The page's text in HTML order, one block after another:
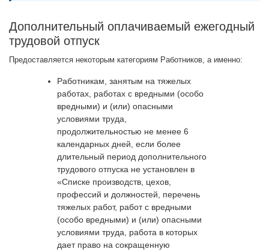
Дополнительный оплачиваемый ежегодный
трудовой отпуск
Предоставляется некоторым категориям Работников, а именно:
Работникам, занятым на тяжелых
работах, работах с вредными (особо
вредными) и (или) опасными
условиями труда,
продолжительностью не менее 6
календарных дней, если более
длительный период дополнительного
трудового отпуска не установлен в
«Списке производств, цехов,
профессий и должностей, перечень
тяжелых работ, работ с вредными
(особо вредными) и (или) опасными
условиями труда, работа в которых
дает право на сокращенную